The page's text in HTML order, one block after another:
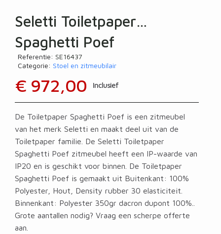
Seletti Toiletpaper
Spaghetti Poef
Referentie
SE16437
Categorie
Stoel en zitmeubilair
€ 972,00 Inclusief
De Toiletpaper Spaghetti Poef is een zitmeubel
van het merk Seletti en maakt deel uit van de
Toiletpaper familie. De Seletti Toiletpaper
Spaghetti Poef zitmeubel heeft een IP-waarde van
IP20 en is geschikt voor binnen. De Toiletpaper
Spaghetti Poef is gemaakt uit Buitenkant: 100%
Polyester, Hout, Density rubber 30 elasticiteit.
Binnenkant: Polyester 350gr dacron dupont 100%..
Grote aantallen nodig? Vraag een scherpe offerte
aan.